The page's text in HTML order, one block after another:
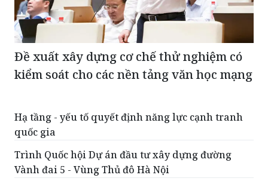
kiểm soát cho các nền tảng văn học mạng
Hạ tầng - yếu tố quyết định năng lực cạnh tranh
quốc gia